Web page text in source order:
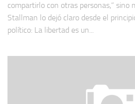
compartirlo con otras personas,” sino
Stallman lo dejó claro desde el
político: La libertad es un...